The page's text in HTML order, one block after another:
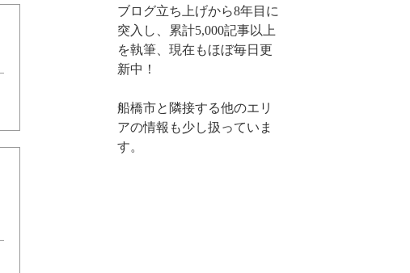
ブログ立ち上げから8年目に
突入し、累計5,000記事以上
を執筆、現在もほぼ毎日更
新中！
船橋市と隣接する他のエリ
アの情報も少し扱っていま
す。